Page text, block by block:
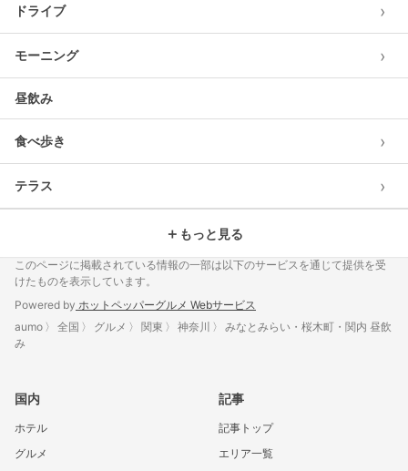
ドライブ ›
モーニング ›
昼飲み
食べ歩き ›
テラス ›
＋ もっと見る
このページに掲載されている情報の一部は以下のサービスを通じて提供を受
けたものを表示しています。
Powered by ホットペッパーグルメ Webサービス
aumo
全国 グルメ 関東 神奈川
みなとみらい・桜木町・関内 昼飲
み
国内
ホテル
グルメ
記事
記事トップ
エリア一覧